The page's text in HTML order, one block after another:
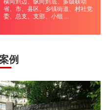
横向到边、纵向到底、多级联动
省、市、县区、乡镇街道、村社党
委、总支、支部、小组 ...
例